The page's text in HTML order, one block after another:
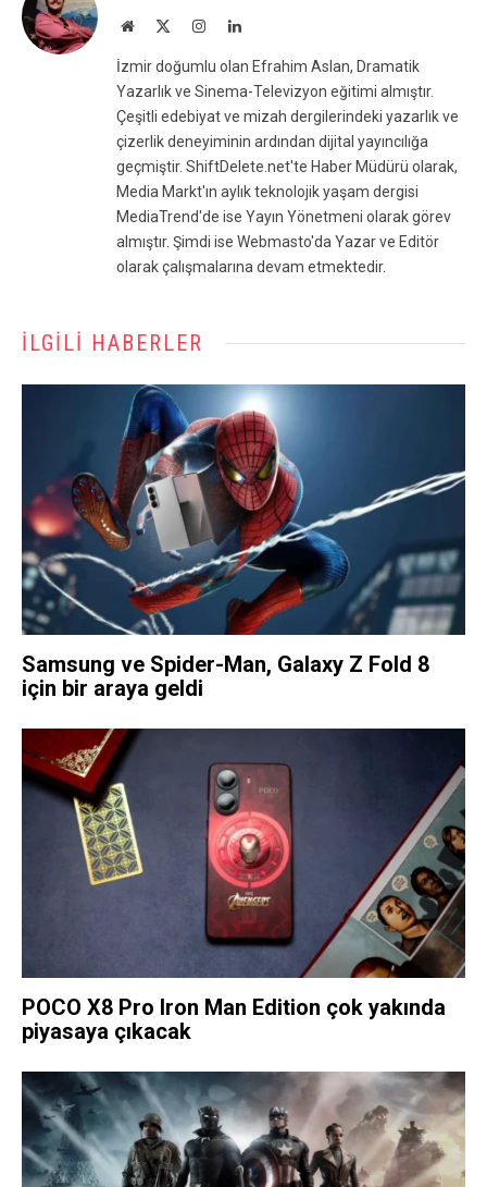
Website InstagramLinkedIn
İzmir doğumlu olan Efrahim Aslan, Dramatik
Yazarlık ve Sinema-Televizyon eğitimi almıştır.
Çeşitli edebiyat ve mizah dergilerindeki yazarlık ve
çizerlik deneyiminin ardından dijital yayıncılığa
geçmiştir. ShiftDelete.net'te Haber Müdürü olarak,
Media Markt'ın aylık teknolojik yaşam dergisi
MediaTrend'de ise Yayın Yönetmeni olarak görev
almıştır. Şimdi ise Webmasto'da Yazar ve Editör
olarak çalışmalarına devam etmektedir.
İLGILI HABERLER
Samsung ve Spider-Man, Galaxy Z Fold 8
için bir araya geldi
POCO X8 Pro Iron Man Edition çok yakında
piyasaya çıkacak